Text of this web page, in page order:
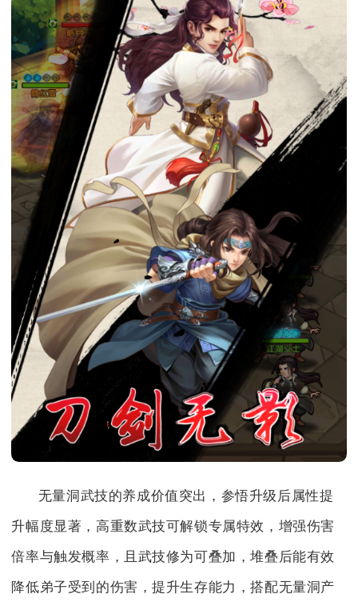
无量洞武技的养成价值突出，参悟升级后属性提
升幅度显著，高重数武技可解锁专属特效，增强伤害
倍率与触发概率，且武技修为可叠加，堆叠后能有效
降低弟子受到的伤害，提升生存能力，搭配无量洞产